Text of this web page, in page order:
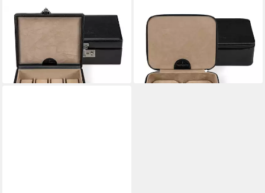
WINDROSE
Uhrenbox Uhrenkoffer
(Beluga)
109,00 €
lieferbar - in 2-3 Werktagen bei dir
WINDROSE
Uhrenbox Uhrenkoffer
65,00 €
lieferbar - in 2-3 Werktagen bei dir